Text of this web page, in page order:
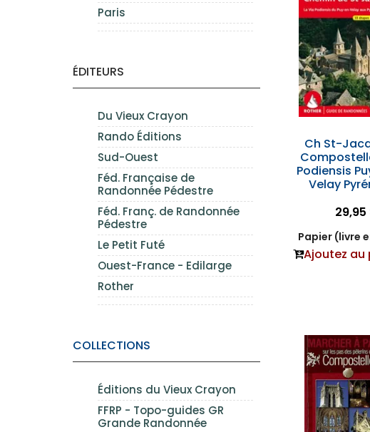
Paris
ÉDITEURS
Du Vieux Crayon
Rando Éditions
Sud-Ouest
Féd. Française de
Randonnée Pédestre
Féd. Franç. de Randonnée
Pédestre
Le Petit Futé
Ouest-France - Edilarge
Rother
COLLECTIONS
Éditions du Vieux Crayon
FFRP - Topo-guides GR
Grande Randonnée
Ch St-
Podiensis
Velay
29,95
Papier (livre
Ajoutez au